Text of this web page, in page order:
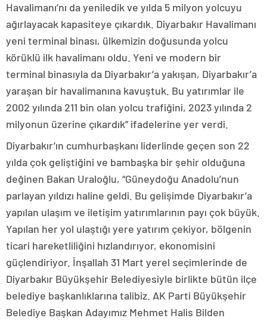
Havalimanı’nı da yeniledik ve yılda 5 milyon yolcuyu
ağırlayacak kapasiteye çıkardık. Diyarbakır Havalimanı
yeni terminal binası, ülkemizin doğusunda yolcu
körüklü ilk havalimanı oldu. Yeni ve modern bir
terminal binasıyla da Diyarbakır’a yakışan, Diyarbakır’a
yaraşan bir havalimanına kavuştuk. Bu yatırımlar ile
2002 yılında 211 bin olan yolcu trafiğini, 2023 yılında 2
milyonun üzerine çıkardık” ifadelerine yer verdi.
Diyarbakır’ın cumhurbaşkanı liderlinde geçen son 22
yılda çok geliştiğini ve bambaşka bir şehir olduğuna
değinen Bakan Uraloğlu, “Güneydoğu Anadolu’nun
parlayan yıldızı haline geldi. Bu gelişimde Diyarbakır’a
yapılan ulaşım ve iletişim yatırımlarının payı çok büyük.
Yapılan her yol ulaştığı yere yatırım çekiyor, bölgenin
ticari hareketliliğini hızlandırıyor, ekonomisini
güçlendiriyor. İnşallah 31 Mart yerel seçimlerinde de
Diyarbakır Büyükşehir Belediyesiyle birlikte bütün ilçe
belediye başkanlıklarına talibiz. AK Parti Büyükşehir
Belediye Başkan Adayımız Mehmet Halis Bilden